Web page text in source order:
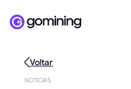
Voltar
NOTÍCIAS